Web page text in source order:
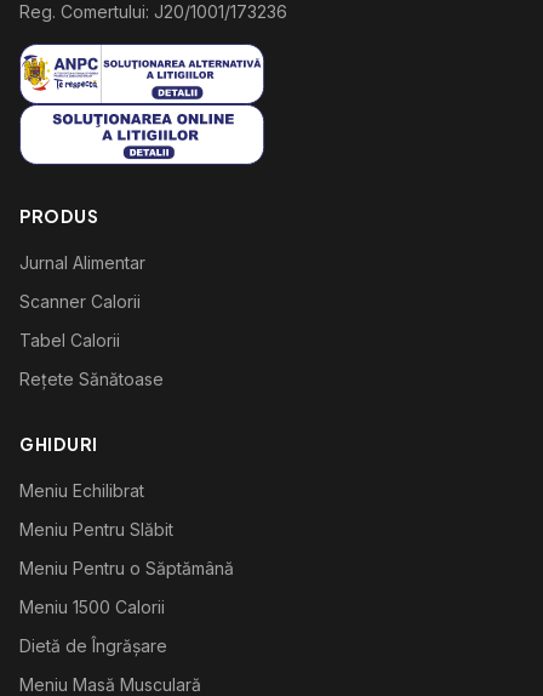
Reg. Comertului: J20/1001/173236
PRODUS
Jurnal Alimentar
Scanner Calorii
Tabel Calorii
Rețete Sănătoase
GHIDURI
Meniu Echilibrat
Meniu Pentru Slăbit
Meniu Pentru o Săptămână
Meniu 1500 Calorii
Dietă de Îngrășare
Meniu Masă Musculară